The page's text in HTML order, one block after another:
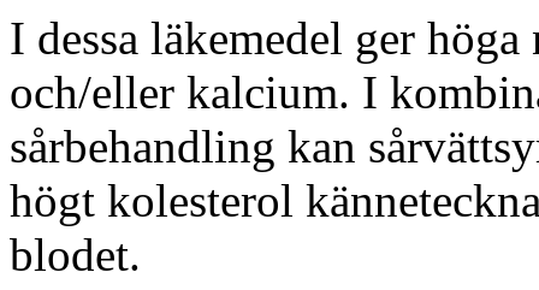
I dessa läkemedel ger
och/eller kalcium. I
sårbehandling kan
högt kolesterol
blodet.